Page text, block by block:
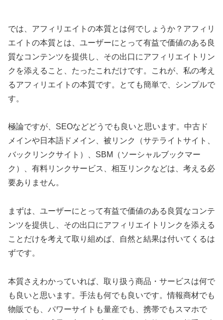
では、アフィリエイトの本質とは何でしょうか？アフィリ
エイトの本質とは、ユーザーにとって有益で価値のある良
質なコンテンツを提供し、その出口にアフィリエイトリン
クを添えること、たったこれだけです。これが、私の考え
るアフィリエイトの本質です。とても簡単で、シンプルで
す。
極論ですが、SEOなどどうでも良いと思います。中古ド
メインや日本語ドメイン、被リンク（サテライトサイト、
バックリンクサイト）、SBM（ソーシャルブックマー
ク）、有料リンクサービス、相互リンクなどは、考える必
要ありません。
まずは、ユーザーにとって有益で価値のある良質なコンテ
ンツを提供し、その出口にアフィリエイトリンクを添える
ことだけを考えて取り組めば、自然と結果は付いてくるは
ずです。
本質さえわかっていれば、取り扱う商品・サービスは何で
も良いと思います。手法も何でも良いです。情報商材でも
物販でも、パワーサイトも量産でも、携帯でもスマホで